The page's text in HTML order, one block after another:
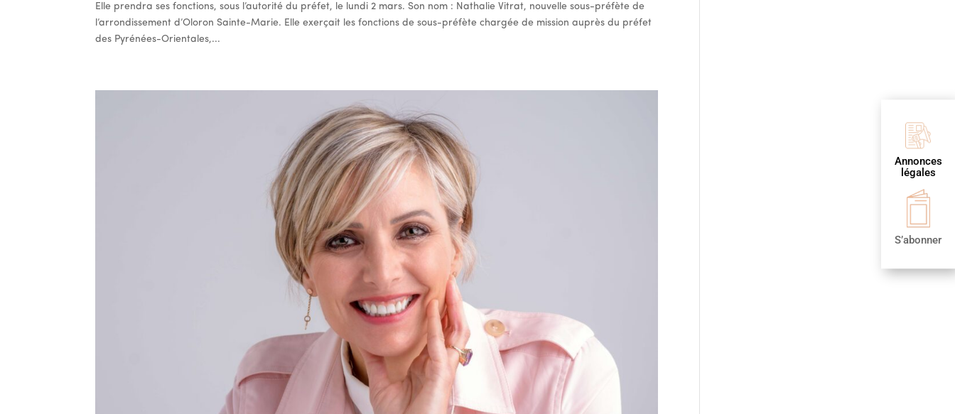
Annonces
légales
S’abonner
Elle prendra ses fonctions, sous l’autorité du préfet, le lundi 2 mars. Son nom : Nathalie Vitrat, nouvelle sous-préfète de
l’arrondissement d’Oloron Sainte-Marie. Elle exerçait les fonctions de sous-préfète chargée de mission auprès du préfet
des Pyrénées-Orientales,...